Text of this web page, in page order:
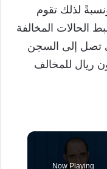
لذلك تقوم
الحالات المخالفة
تصل إلى السجن
ريال للمخالف
Now Playing